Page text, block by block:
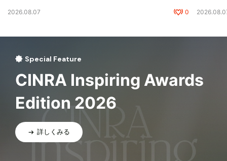
2026.08.07 0
Special Feature
CINRA Inspiring Awards
Edition 2026
詳しくみる